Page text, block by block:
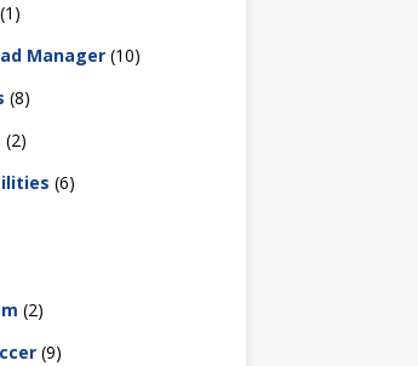
(1)
Manager (10)
(8)
(2)
(6)
(2)
(9)